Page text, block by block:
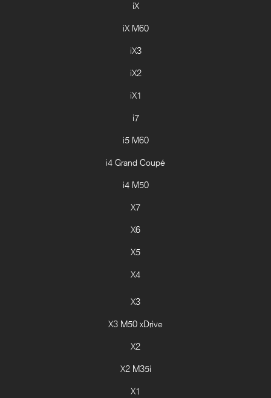
iX
iX M60
iX3
iX2
iX1
i7
i5 M60
i4 Grand Coupé
i4 M50
X7
X6
X5
X4
X3
X3 M50 xDrive
X2
X2 M35i
X1